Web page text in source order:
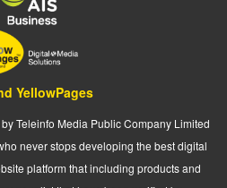
YellowPages
Teleinfo Media Public Company Limited
never stops developing the best digital
platform that including products and